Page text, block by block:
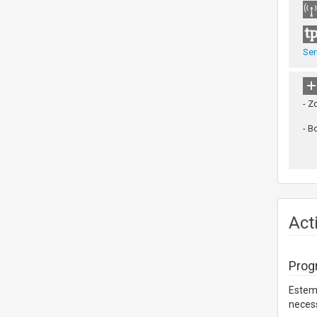
-
-